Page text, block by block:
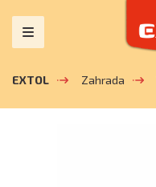
EXTOL Zahrada